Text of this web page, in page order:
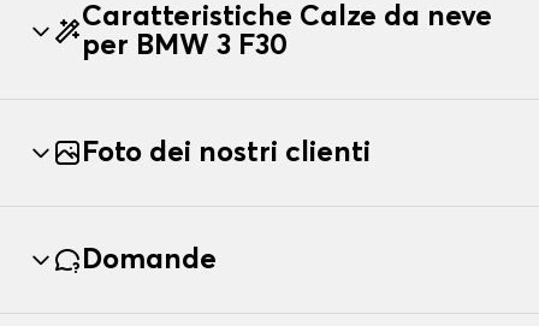
Caratteristiche Calze da neve
per BMW 3 F30
Foto dei nostri clienti
Domande